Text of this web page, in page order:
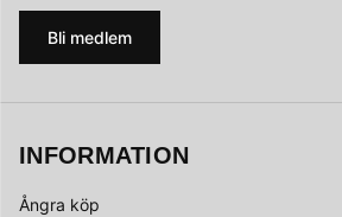
Bli medlem
INFORMATION
Ångra köp